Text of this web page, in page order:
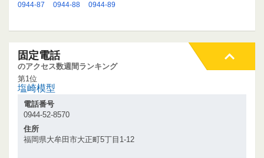
0944-87 0944-88 0944-89
固定電話
のアクセス数週間ランキング
第1位
塩崎模型
電話番号
0944-52-8570
住所
福岡県大牟田市大正町5丁目1-12